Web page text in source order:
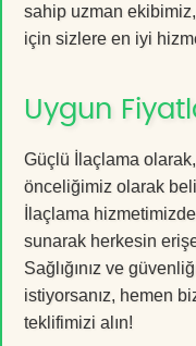
sahip uzman
için sizlere en iyi
Uygun
Güçlü İlaçlama
önceliğimiz olarak
İlaçlama
sunarak herkesin
Sağlığınız ve
istiyorsanız, hemen
teklifimizi alın!